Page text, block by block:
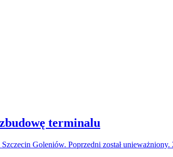
terminalu
Goleniów. Poprzedni został